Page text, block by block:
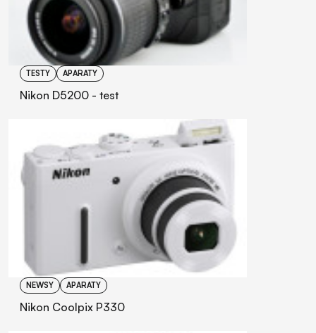
TESTY APARATY
Nikon D5200 - test
NEWSY APARATY
Nikon Coolpix P330